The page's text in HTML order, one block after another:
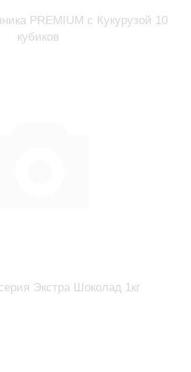
PREMIUM с Кукурузой 10
кубиков
Экстра Шоколад 1кг